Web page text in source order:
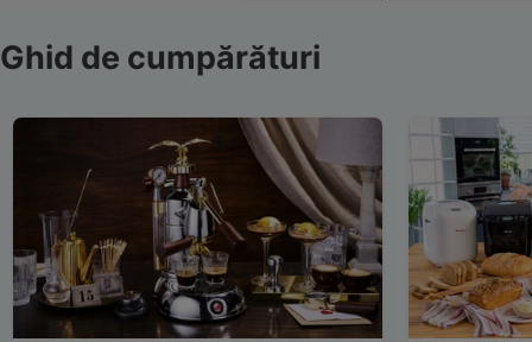
Ghid de cumpărături